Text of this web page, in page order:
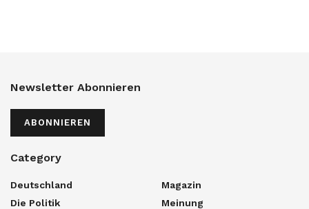
Newsletter Abonnieren
ABONNIEREN
Category
Deutschland
Die Politik
Magazin
Meinung